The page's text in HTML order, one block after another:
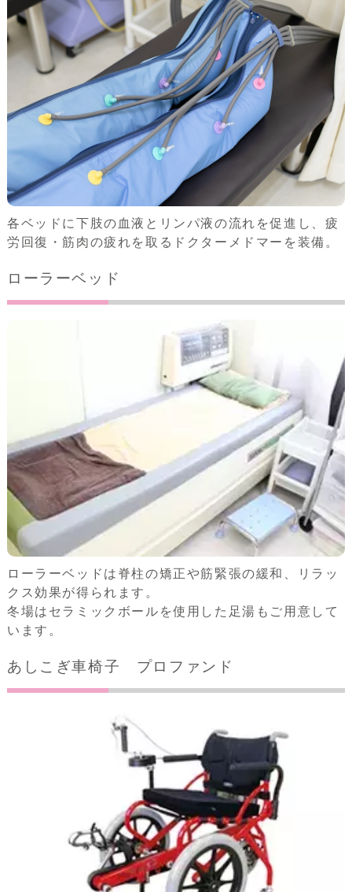
各ベッドに下肢の血液とリンパ液の流れを促進し、疲
労回復・筋肉の疲れを取るドクターメドマーを装備。
ローラーベッド
ローラーベッドは脊柱の矯正や筋緊張の緩和、リラッ
クス効果が得られます。
冬場はセラミックボールを使用した足湯もご用意して
います。
あしこぎ車椅子 プロファンド